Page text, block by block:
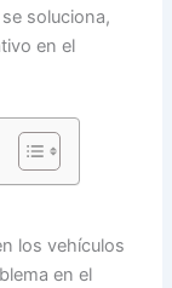
soluciona,
en el
los vehículos
en el